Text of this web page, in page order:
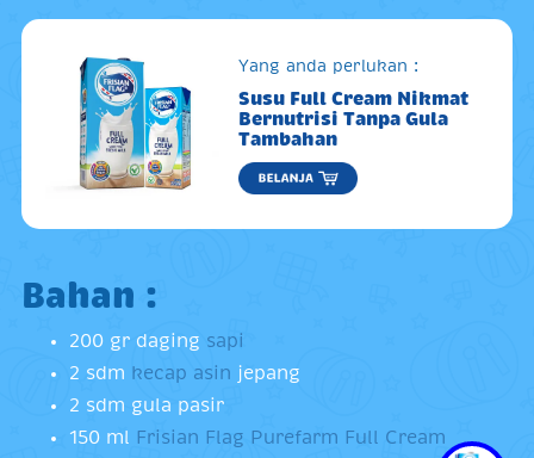
Yang anda perlukan :
Susu Full Cream Nikmat
Bernutrisi Tanpa Gula
Tambahan
Bahan :
200 gr daging sapi
2 sdm kecap asin jepang
2 sdm gula pasir
150 ml
Frisian Flag Purefarm Full Cream